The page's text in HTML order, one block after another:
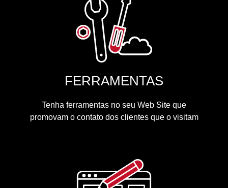
FERRAMENTAS
Tenha ferramentas no seu Web Site que
promovam o contato dos clientes que o visitam